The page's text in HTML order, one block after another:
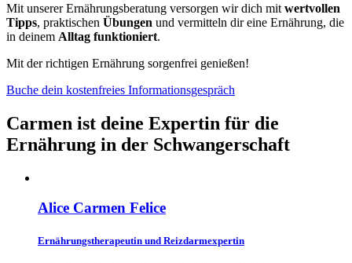
Mit unserer Ernährungsberatung versorgen wir dich mit wertvollen
Tipps, praktischen Übungen und vermitteln dir eine Ernährung, die
in deinem Alltag funktioniert.
Mit der richtigen Ernährung sorgenfrei genießen!
Buche dein kostenfreies Informationsgespräch
Carmen ist deine Expertin für die
Ernährung in der Schwangerschaft
Alice Carmen Felice
Ernährungstherapeutin und Reizdarmexpertin